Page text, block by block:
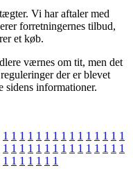
Vi har aftaler med
forretningernes tilbud,
et køb.
værnes om tit, men det
der er blevet
sidens informationer.
1 1 1 1 1 1 1 1 1 1 1 1 1 1 1
1 1 1 1 1 1 1 1 1 1 1 1 1 1 1
1 1 1 1 1 1 1